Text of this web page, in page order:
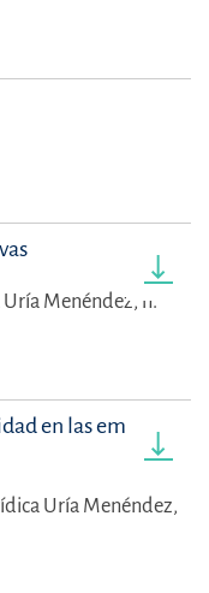
Menéndez, n.º
en las empresas
Uría Menéndez,